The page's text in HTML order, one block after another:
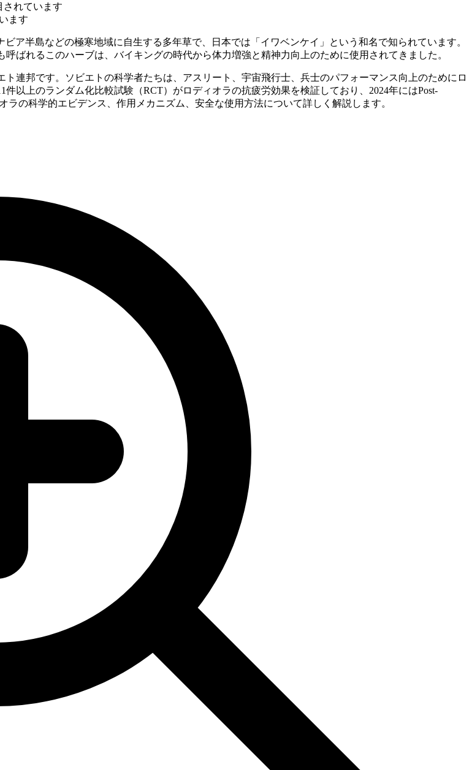
されています
ます
ア半島などの極寒地域に自生する多年草で、日本では「イワベンケイ」という和名で知られています。
ばれるこのハーブは、バイキングの時代から体力増強と精神力向上のために使用されてきました。
連邦です。ソビエトの科学者たちは、アスリート、宇宙飛行士、兵士のパフォーマンス向上のためにロ
以上のランダム化比較試験（RCT）がロディオラの抗疲労効果を検証しており、2024年にはPost-
の科学的エビデンス、作用メカニズム、安全な使用方法について詳しく解説します。